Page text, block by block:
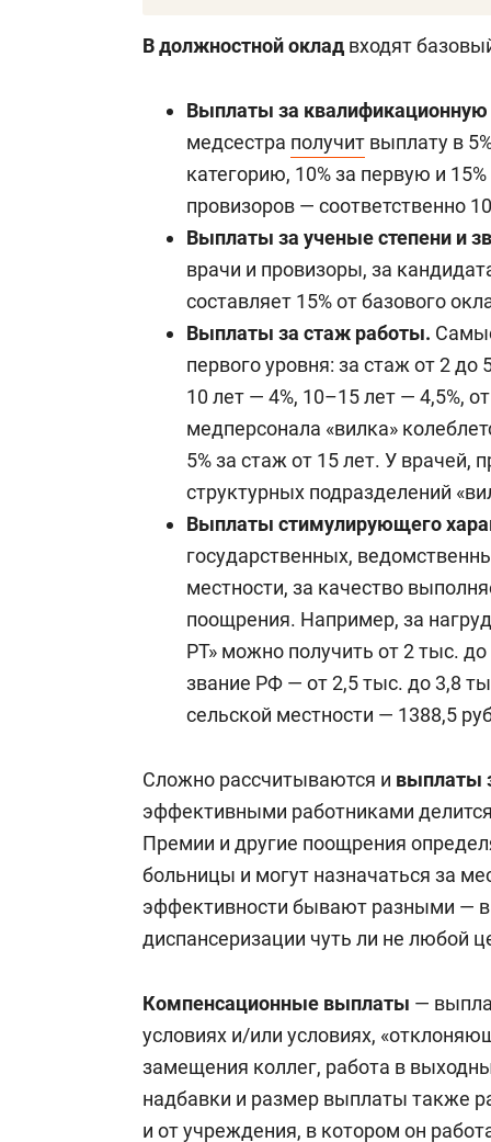
650 рублей. Должности:
Средний медицинский и
Первый квалификационный
гигиенист стоматологический,
гигиеническому воспитанию, по
терапии, медсестра (медбрат)
продавец оптики, младший
медицинский регистратор.
Второй квалификационный
помощник врача по гигиене детей и
гигиене труда, по гигиеническому
Третий квалификационный
медсестра (медбрат), медсестра
участковая, патронажная,
бригадам, зубной техник, фельдшер
выездным бригадам, медицинский
лаборант), фармацевт, медицинский
Четвертый квалификационный
акушер (акушерка), фельдшер,
медсестра (медбрат) процедурной,
(семейного врача).
Пятый квалификационный уровень,
старший фармацевт, старшая
В должностной оклад входят
Выплаты за квалификационную
медсестра получит выплату в
категорию, 10% за первую и
провизоров — соответственно
Выплаты за ученые степени и
врачи и провизоры, за
составляет 15% от базового
Выплаты за стаж работы.
первого уровня: за стаж от 2 до
10 лет — 4%, 10–15 лет — 4,5%,
медперсонала «вилка»
5% за стаж от 15 лет. У врачей,
структурных подразделений
Выплаты стимулирующего
государственных,
местности, за качество
поощрения. Например, за
РТ» можно получить от 2 тыс.
звание РФ — от 2,5 тыс. до 3,8
сельской местности — 1388,5
Сложно рассчитываются и выплаты
эффективными работниками
Премии и другие поощрения
больницы и могут назначаться за
эффективности бывают разными —
диспансеризации чуть ли не любой
Компенсационные выплаты —
условиях и/или условиях,
замещения коллег, работа в
надбавки и размер выплаты также
и от учреждения, в котором он